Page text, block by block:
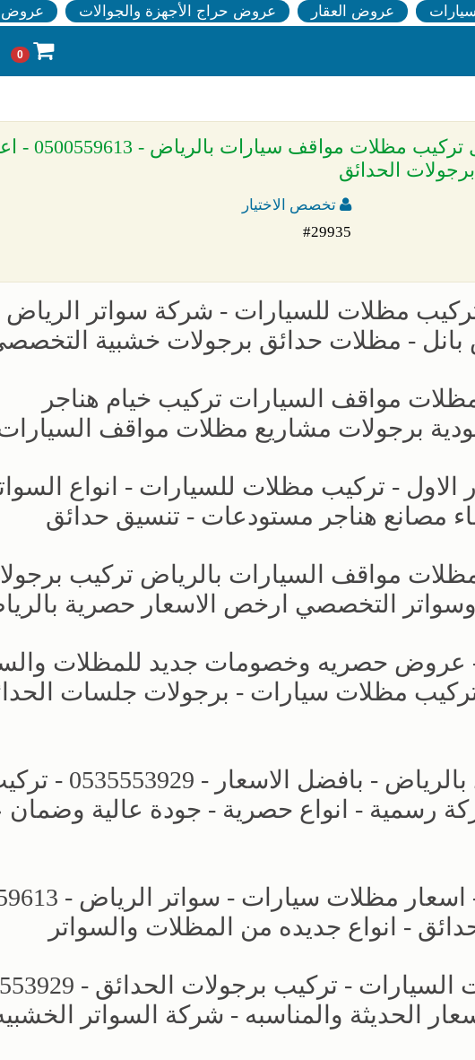
عروض العقار عروض حراج الأجهزة والجوالات عروض
0
» معرض مظلات وسواتر الاختيار الاول
الحدائق
تخصص الاختيار
#29935
تركيب مظلات للسيارات - شركة سواتر الرياض
- مظلات حدائق برجولات خشبية
مظلات مواقف السيارات تركيب خيام هناجر
برجولات مشاريع مظلات مواقف
الاول - تركيب مظلات للسيارات - انواع
مصانع هناجر مستودعات - تنسيق حدائق
مظلات مواقف السيارات بالرياض تركيب
التخصصي ارخص الاسعار حصرية
- عروض حصريه وخصومات جديد للمظلات
حديثة - تركيب مظلات سيارات - برجولات جلسات
مظلات وسواتر الاختيار الجديد بالرياض - بافضل الاسعار
رسمية - انواع حصرية - جودة عالية
مظلات وسواتر الاختيار الاول -
- انواع جديده من المظلات والسواتر
الحديثة والمناسبه - شركة السواتر